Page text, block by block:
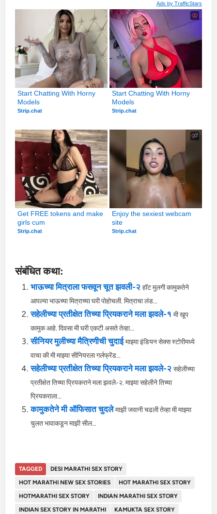
Ads by TrafficStars
Start Chatting With Horny
Models
Strip.chat
Start Chatting With Horny
Models
Strip.chat
Get FREE tokens and make
girls cum
Strip.chat
Enjoy the sexiest webcam
site
Strip.chat
संबंधित कथा:
भाऊच्या मित्राला फसवून चूत झवली-२ हॉट मुलगी कामुकतेने
आपल्या भाऊच्या मित्राच्या घरी पोहोचली. मित्राचा लंड...
सहेलीच्या प्रतीक्षेत तिच्या प्रियकराने मला झवले-१ मी खूप
कामुक आहे. दिवसा मी घरी एकटी असते तेव्हा...
सीनियर मुलीच्या मैत्रिणीची चुदाई माझ्या इंडियन सेक्स स्टोरीमध्ये
वाचा की मी माझ्या सीनियरला गर्लफ्रेंड...
सहेलीच्या प्रतीक्षेत तिच्या प्रियकराने मला झवले-२ सहेलीच्या
प्रतीक्षेत तिच्या प्रियकराने मला झवले-२. माझ्या सहेलीने तिच्या
प्रियकराला...
कामुकतेने मी ऑफिसात चुदले माझी जवानी चढली तेव्हा मी माझ्या
चुलत भावाकडून माझी सील...
TAGGED
DESI MARATHI SEX STORY
HOT MARATHI NEW SEX STORIES
HOT MARATHI SEX STORY
HOTMARATHI SEX STORY
INDIAN MARATHI SEX STORY
INDIAN SEX STORY IN MARATHI
KAMUKTA SEX STORY